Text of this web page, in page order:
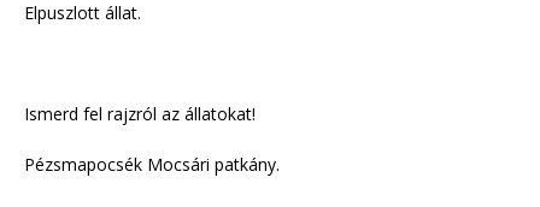
Elpuszlott állat.
Ismerd fel rajzról az állatokat!
Pézsmapocsék Mocsári patkány.